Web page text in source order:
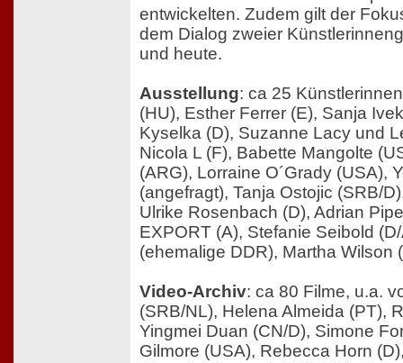
entwickelten. Zudem gilt der
dem Dialog zweier
und heute.
Ausstellung: ca 25
(HU), Esther Ferrer (E), Sanja
Kyselka (D), Suzanne Lacy und
Nicola L (F), Babette Mangolte
(ARG), Lorraine O´Grady (USA),
(angefragt), Tanja Ostojic (SRB/
Ulrike Rosenbach (D), Adrian
EXPORT (A), Stefanie Seibold
(ehemalige DDR), Martha Wilson
Video-Archiv: ca 80 Filme, u.a.
(SRB/NL), Helena Almeida (PT),
Yingmei Duan (CN/D), Simone
Gilmore (USA), Rebecca Horn